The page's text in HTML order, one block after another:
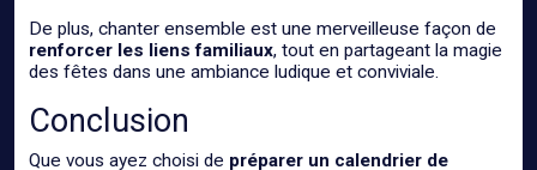
De plus, chanter ensemble est une merveilleuse façon de
renforcer les liens familiaux, tout en partageant la magie
des fêtes dans une ambiance ludique et conviviale.
Conclusion
Que vous ayez choisi de préparer un calendrier de